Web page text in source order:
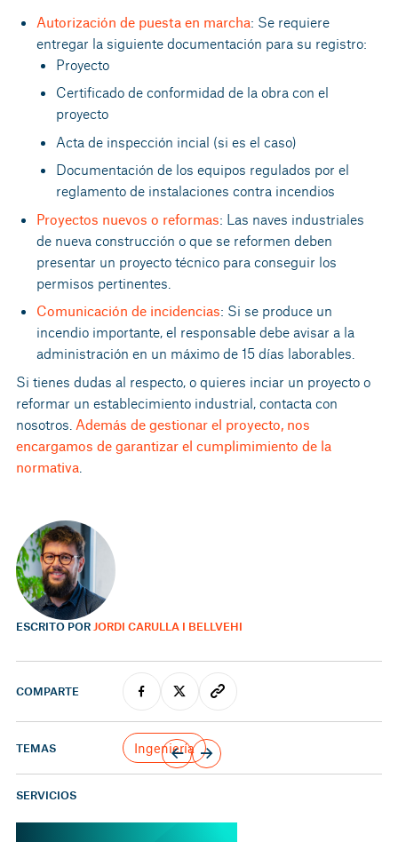
Autorización de puesta en marcha: Se requiere
entregar la siguiente documentación para su registro:
Proyecto
Certificado de conformidad de la obra con el
proyecto
Acta de inspección incial (si es el caso)
Documentación de los equipos regulados por el
reglamento de instalaciones contra incendios
Proyectos nuevos o reformas: Las naves industriales
de nueva construcción o que se reformen deben
presentar un proyecto técnico para conseguir los
permisos pertinentes.
Comunicación de incidencias: Si se produce un
incendio importante, el responsable debe avisar a la
administración en un máximo de 15 días laborables.
Si tienes dudas al respecto, o quieres inciar un proyecto o
reformar un establecimiento industrial, contacta con
nosotros. Además de gestionar el proyecto, nos
encargamos de garantizar el cumplimimiento de la
normativa
ESCRITO POR JORDI CARULLA I BELLVEHI
COMPARTE
TEMAS Ingeniería
SERVICIOS